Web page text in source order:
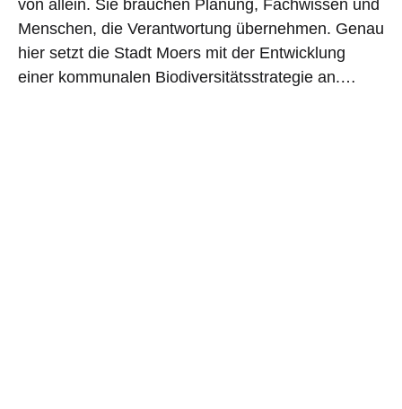
von allein. Sie brauchen Planung, Fachwissen und
Menschen, die Verantwortung übernehmen. Genau
hier setzt die Stadt Moers mit der Entwicklung
einer kommunalen Biodiversitätsstrategie an.…